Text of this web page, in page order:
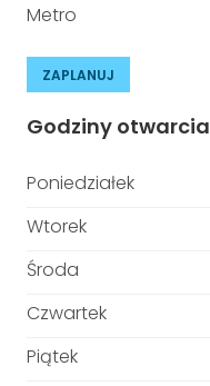
Metro
ZAPLANUJ
Godziny otwarcia
Poniedziałek
Wtorek
Środa
Czwartek
Piątek